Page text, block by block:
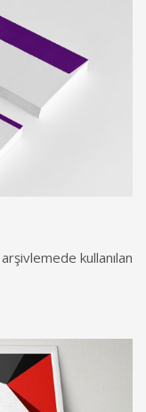
kullanılan